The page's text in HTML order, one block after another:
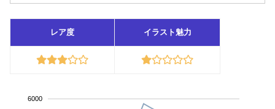
レア度 イラスト魅力
6000